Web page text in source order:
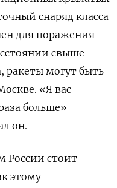
снаряд класса
для поражения
свыше
ракеты могут быть
«Я вас
больше»
он.
России стоит
этому